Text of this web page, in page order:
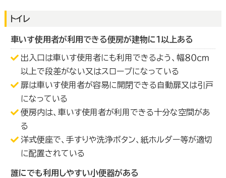
トイレ
車いす使用者が利用できる便房が建物に１以上ある
出入口は車いす使用者にも利用できるよう、幅８０ｃｍ
以上で段差がない又はスロープになっている
扉は車いす使用者が容易に開閉できる自動扉又は引戸
になっている
便房内は、車いす使用者が利用できる十分な空間があ
る
洋式便座で、手すりや洗浄ボタン、紙ホルダー等が適切
に配置されている
誰にでも利用しやすい小便器がある